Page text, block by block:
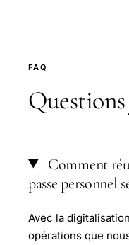
FAQ
Questions
Comment
passe personnel
Avec la
opérations que